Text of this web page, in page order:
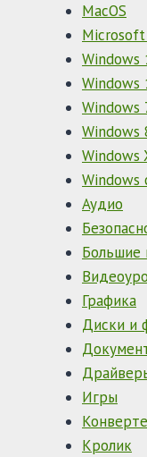
MacOS
Windows
Windows
Windows
Windows
Windows
Windows
Аудио
Большие
Графика
Диски и
Игры
Кролик